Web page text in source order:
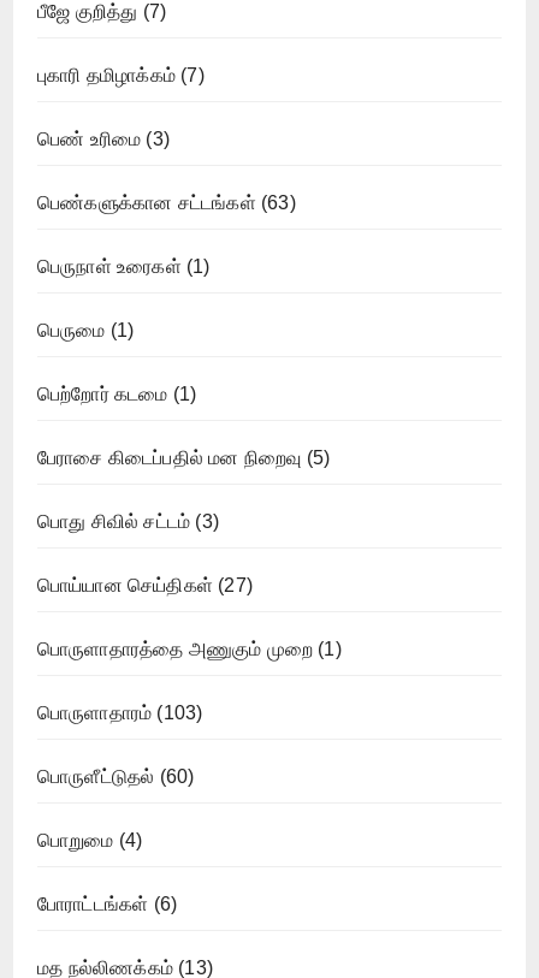
பீஜே குறித்து (7)
புகாரி தமிழாக்கம் (7)
பெண் உரிமை (3)
பெண்களுக்கான சட்டங்கள் (63)
பெருநாள் உரைகள் (1)
பெருமை (1)
பெற்றோர் கடமை (1)
பேராசை கிடைப்பதில் மன நிறைவு (5)
பொது சிவில் சட்டம் (3)
பொய்யான செய்திகள் (27)
பொருளாதாரத்தை அணுகும் முறை (1)
பொருளாதாரம் (103)
பொருளீட்டுதல் (60)
பொறுமை (4)
போராட்டங்கள் (6)
மத நல்லிணக்கம் (13)